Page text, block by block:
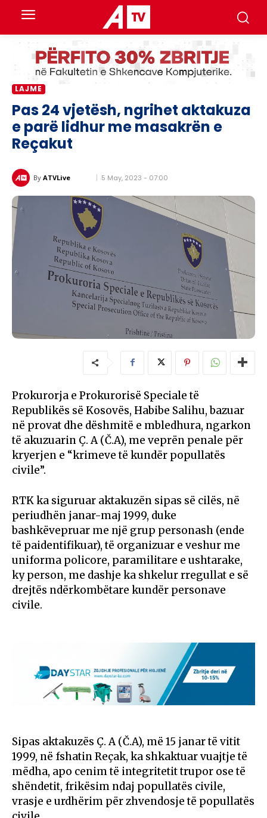
LAJME
Pas 24 vjetësh, ngrihet aktakuza
e parë lidhur me masakrën e
Reçakut
By ATVLive 5 May, 2023 - 07:00
Prokurorja e Prokurorisë Speciale të
Republikës së Kosovës, Habibe Salihu, bazuar
në provat dhe dëshmitë e mbledhura, ngarkon
të akuzuarin Ç. A (Č.A), me veprën penale për
kryerjen e “krimeve të kundër popullatës
civile”.
RTK ka siguruar aktakuzën sipas së cilës, në
periudhën janar-maj 1999, duke
bashkëvepruar me një grup personash (ende
të paidentifikuar), të organizuar e veshur me
uniforma policore, paramilitare e ushtarake,
ky person, me dashje ka shkelur rregullat e së
drejtës ndërkombëtare kundër personave
civile.
Sipas aktakuzës Ç. A (Č.A), më 15 janar të vitit
1999, në fshatin Reçak, ka shkaktuar vuajtje të
mëdha, apo cenim të integritetit trupor ose të
shëndetit, frikësim ndaj popullatës civile,
vrasje e urdhërim për zhvendosje të popullatës